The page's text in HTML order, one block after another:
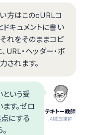
方はこのcURLコ
ドキュメントに書い
れをそのままコピ
URL・ヘッダー・ボ
されます。
テキトー教師
.AI認定講師
いう受
す。ゼロ
にする